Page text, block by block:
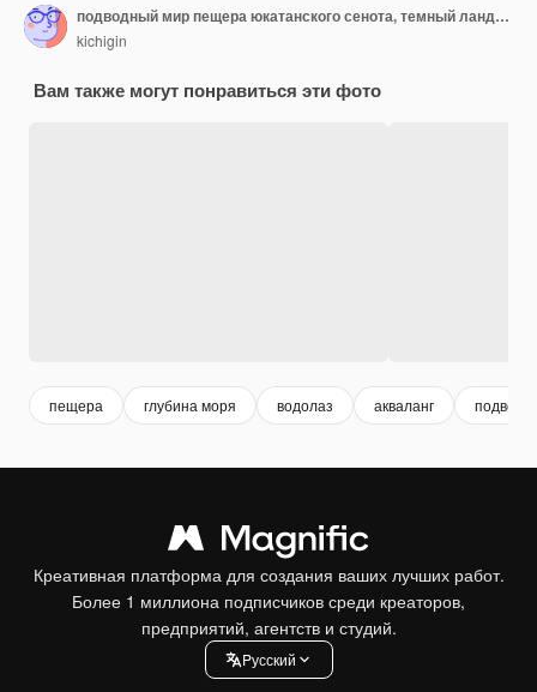
подводный мир пещера юкатанского сенота, темный ландшафт сталактитов под землей, дайвер
kichigin
Вам также могут понравиться эти фото
пещера глубина моря водолаз акваланг
Креативная платформа для создания ваших лучших работ.
Более 1 миллиона подписчиков среди креаторов,
предприятий, агентств и студий.
Pусский